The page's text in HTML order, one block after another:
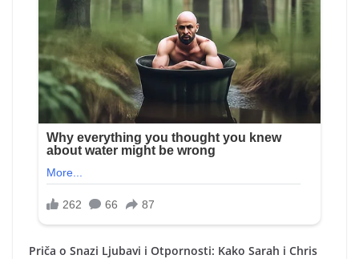
Priča o Snazi Ljubavi i Otpornosti: Kako Sarah i Chris